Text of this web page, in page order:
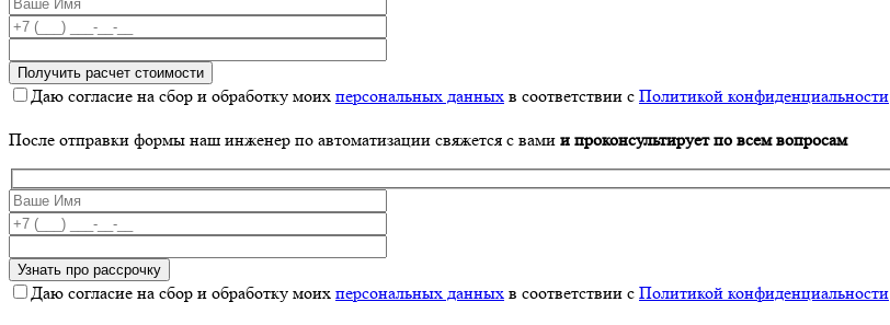
Даю согласие на сбор и обработку моих персональных данных в соответствии с Политикой конфиденциальности
После отправки формы наш инженер по автоматизации свяжется с вами и проконсультирует по всем вопросам
Даю согласие на сбор и обработку моих персональных данных в соответствии с Политикой конфиденциальности